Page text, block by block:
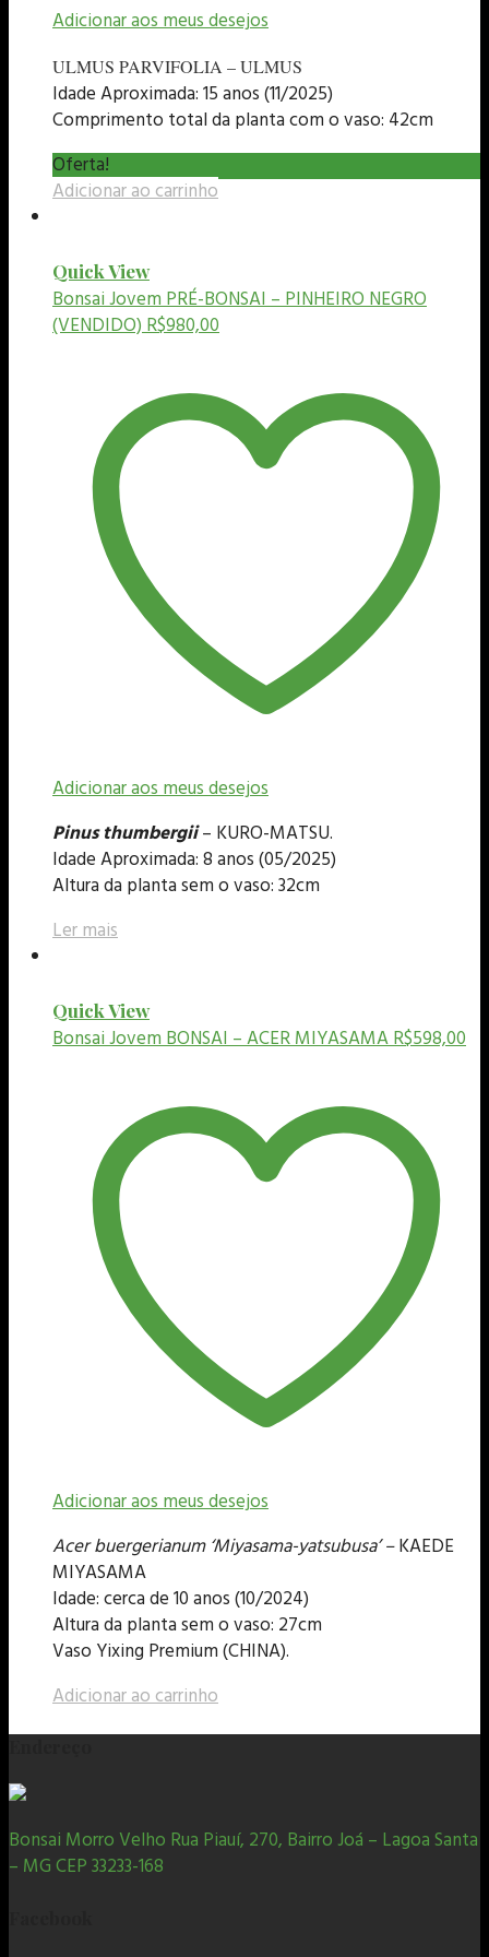
Adicionar aos meus desejos
ULMUS PARVIFOLIA – ULMUS
Idade Aproximada: 15 anos (11/2025)
Comprimento total da planta com o vaso: 42cm
Oferta!
Adicionar ao carrinho
Quick View
Bonsai JovemPRÉ-BONSAI – PINHEIRO NEGRO
(VENDIDO)R$980,00
Adicionar aos meus desejos
Pinus thumbergii– KURO-MATSU.
Idade Aproximada: 8 anos (05/2025)
Altura da planta sem o vaso: 32cm
Ler mais
Quick View
Bonsai JovemBONSAI – ACER MIYASAMAR$598,00
Adicionar aos meus desejos
Acer buergerianum ‘Miyasama-yatsubusa’ –KAEDE
MIYASAMA
Idade: cerca de 10 anos (10/2024)
Altura da planta sem o vaso: 27cm
Vaso Yixing Premium (CHINA).
Adicionar ao carrinho
Bonsai Morro Velho Rua Piauí, 270, Bairro Joá – Lagoa Santa
– MG CEP 33233-168